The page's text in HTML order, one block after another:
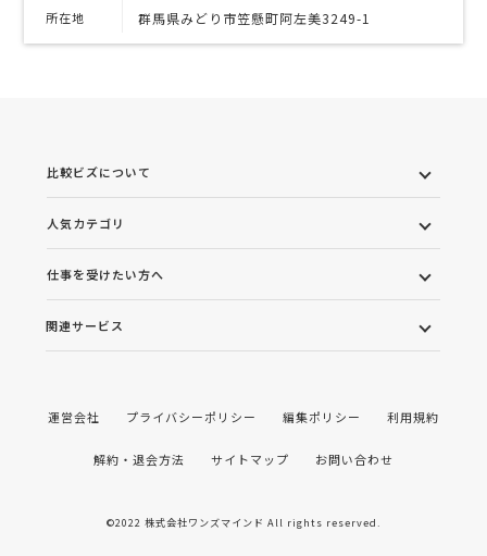
所在地 群馬県みどり市笠懸町阿左美3249-1
比較ビズについて
人気カテゴリ
仕事を受けたい方へ
関連サービス
運営会社 プライバシーポリシー 編集ポリシー 利用規約
解約・退会方法 サイトマップ お問い合わせ
©2022 株式会社ワンズマインド All rights reserved.